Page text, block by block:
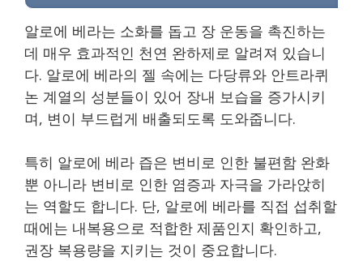
알로에 베라는 소화를 돕고 장 운동을 촉진하는
데 매우 효과적인 천연 완하제로 알려져 있습니
다. 알로에 베라의 젤 속에는 다당류와 안트라퀴
논 계열의 성분들이 있어 장내 보습을 증가시키
며, 변이 부드럽게 배출되도록 도와줍니다.
특히 알로에 베라 즙은 변비로 인한 불편함 완화
뿐 아니라 변비로 인한 염증과 자극을 가라앉히
는 역할도 합니다. 단, 알로에 베라를 직접 섭취할
때에는 내복용으로 적합한 제품인지 확인하고,
권장 복용량을 지키는 것이 중요합니다.